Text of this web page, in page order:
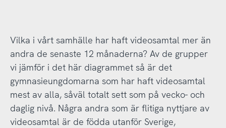
Vilka i vårt samhälle har haft videosamtal mer än
andra de senaste 12 månaderna? Av de grupper
vi jämför i det här diagrammet så är det
gymnasieungdomarna som har haft videosamtal
mest av alla, såväl totalt sett som på vecko- och
daglig nivå. Några andra som är flitiga nyttjare av
videosamtal är de födda utanför Sverige,